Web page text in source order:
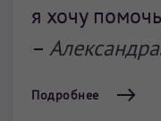
я хочу
– Александра
Подробнее